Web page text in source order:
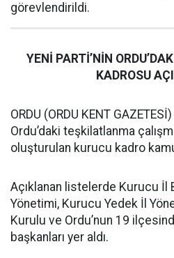
görevlendirildi.
YENİ PARTİ’NİN
KADROSU
ORDU (ORDU KENT
Ordu’daki teşkilatlanma
oluşturulan kurucu kadro
Açıklanan listelerde Kurucu İl
Yönetimi, Kurucu Yedek İl
Kurulu ve Ordu’nun 19
başkanları yer aldı.